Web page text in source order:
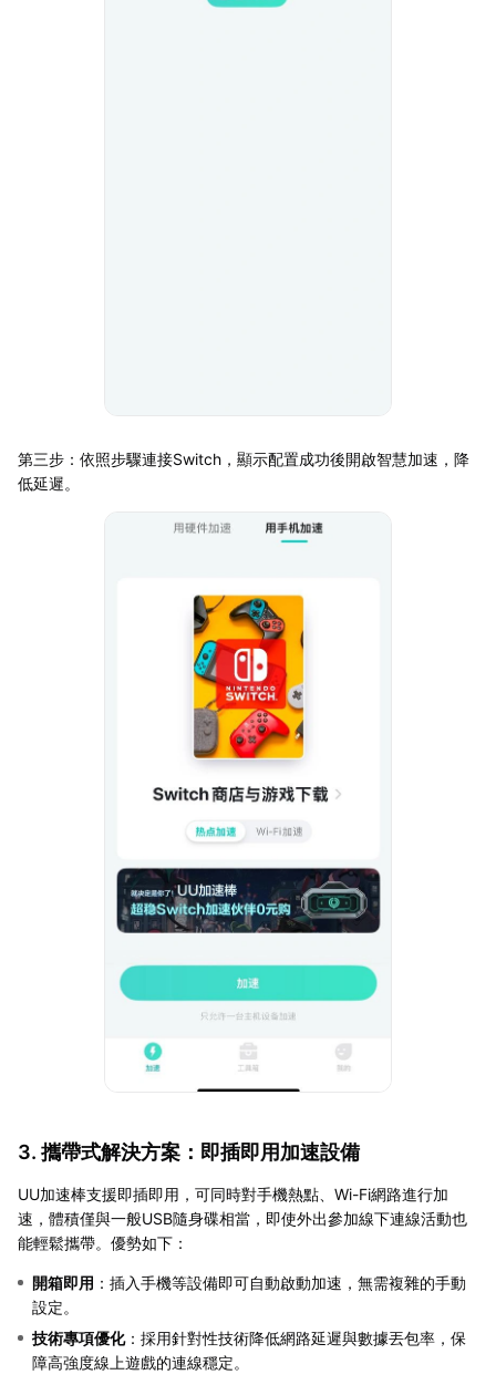
第三步：依照步驟連接Switch，顯示配置成功後開啟智慧加速，降
低延遲。
3. 攜帶式解決方案：即插即用加速設備
UU加速棒支援即插即用，可同時對手機熱點、Wi-Fi網路進行加
速，體積僅與一般USB隨身碟相當，即使外出參加線下連線活動也
能輕鬆攜帶。優勢如下：
開箱即用 ：插入手機等設備即可自動啟動加速，無需複雜的手動
設定。
技術專項優化：採用針對性技術降低網路延遲與數據丟包率，保
障高強度線上遊戲的連線穩定。